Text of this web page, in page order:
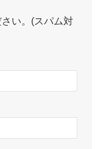
い。(スパム対